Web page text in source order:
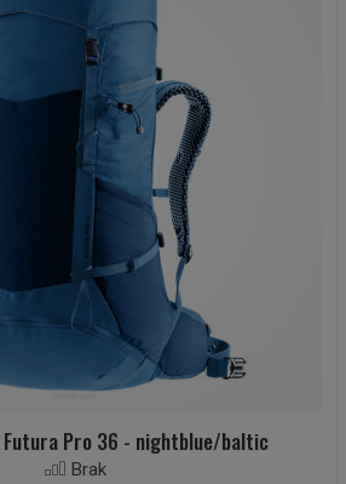
Futura Pro 36 - nightblue/baltic
Brak